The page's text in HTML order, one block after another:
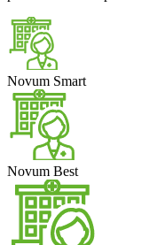
Novum Smart
Novum Best